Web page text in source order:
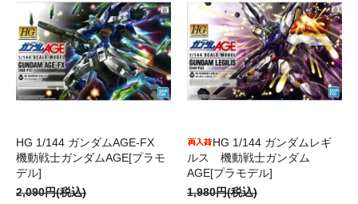
HG 1/144 ガンダムAGE-FX
機動戦士ガンダムAGE[プラモ
デル]
2,090円(税込)
HG 1/144 ガンダムレギ
ルス 機動戦士ガンダム
AGE[プラモデル]
1,980円(税込)